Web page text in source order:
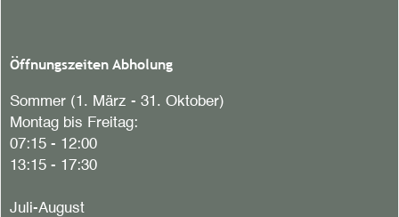
Öffnungszeiten Abholung
Sommer (1. März - 31. Oktober)
Montag bis Freitag:
07:15 - 12:00
13:15 - 17:30
Juli-August